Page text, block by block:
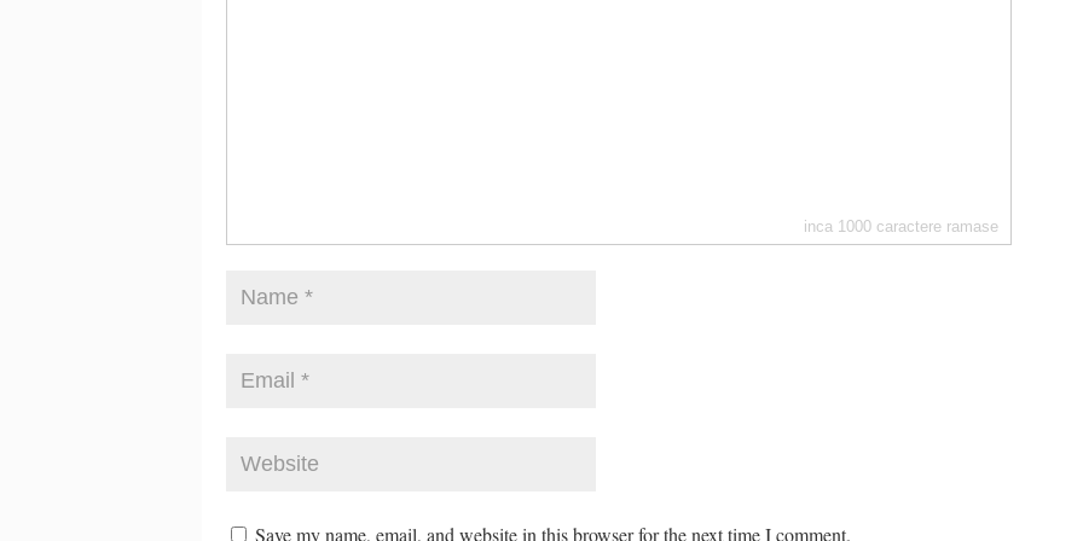
inca 1000 caractere ramase
Save my name, email, and website in this browser for the next time I comment.